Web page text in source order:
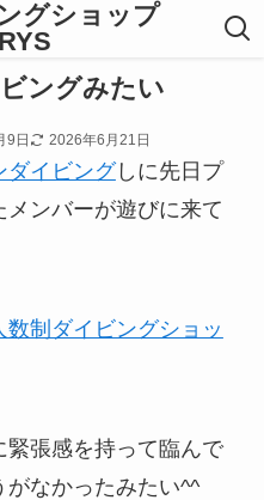
グショップ
ングみたい
9日 2026年6月21日
ダイビングしに先日プ
ンバーが遊びに来て
数制ダイビングショッ
張感を持って臨んで
なかったみたい^^